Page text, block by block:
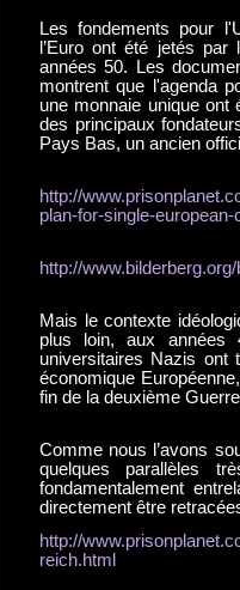
Les fondements pour
l’Euro ont été jetés
années 50. Les
montrent que l'agenda
une monnaie unique ont
des principaux
Pays Bas, un ancien
http://
plan-for-single-
http://
Mais le contexte
plus loin, aux années
universitaires Nazis ont
économique
fin de la deuxième
Comme nous l’avons
quelques parallèles
fondamentalement
directement être
http://
reich.html